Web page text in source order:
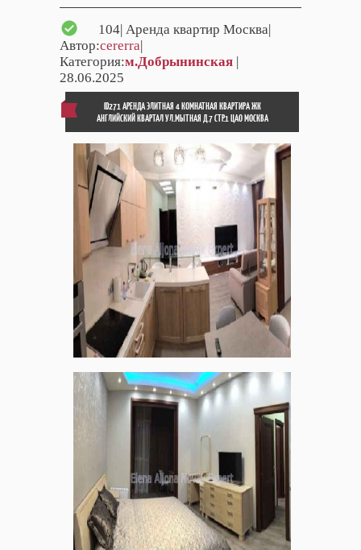
104| Аренда квартир Москва|
Автор:cererra|
Категория:м.Добрынинская |
28.06.2025
ID271 АРЕНДА ЭЛИТНАЯ 4 КОМНАТНАЯ КВАРТИРА ЖК
АНГЛИЙСКИЙ КВАРТАЛ УЛ.МЫТНАЯ Д.7 СТР.1 ЦАО МОСКВА